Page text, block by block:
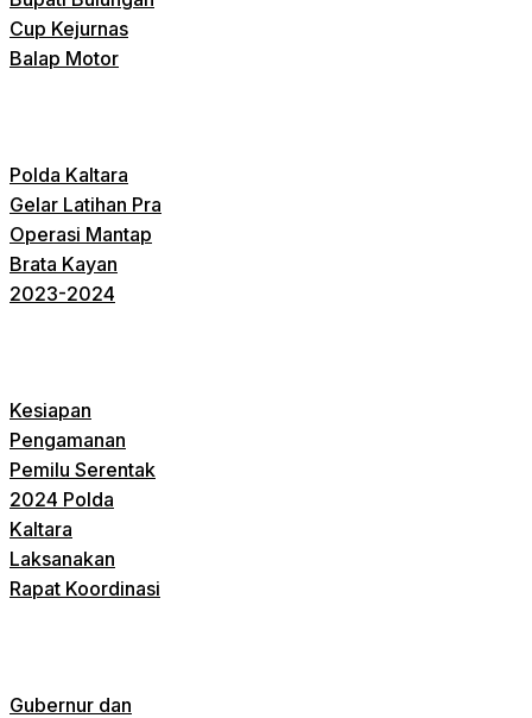
Cup Kejurnas
Balap Motor
Polda Kaltara
Gelar Latihan Pra
Operasi Mantap
Brata Kayan
2023-2024
Kesiapan
Pengamanan
Pemilu Serentak
2024 Polda
Kaltara
Laksanakan
Rapat Koordinasi
Gubernur dan